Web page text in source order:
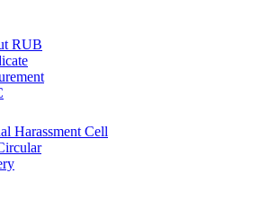
RUB
Harassment Cell